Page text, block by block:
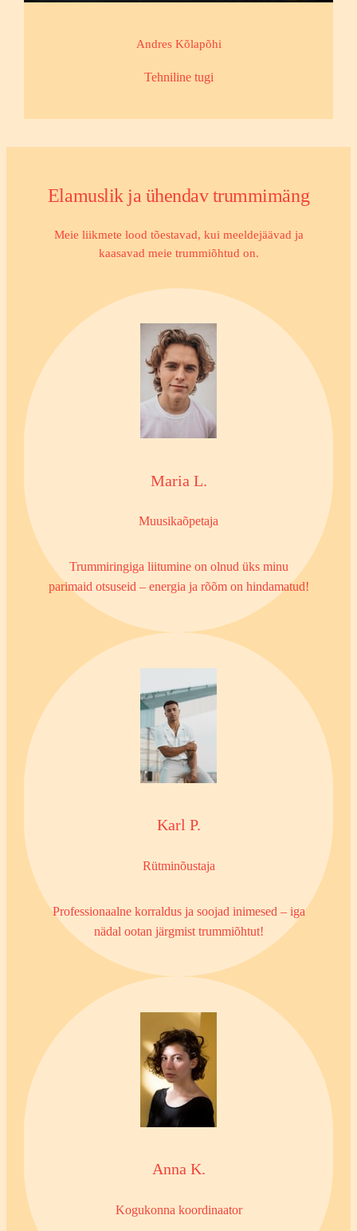
Andres Kõlapõhi
Tehniline tugi
Elamuslik ja ühendav trummimäng
Meie liikmete lood tõestavad, kui meeldejäävad ja
kaasavad meie trummiõhtud on.
Maria L.
Muusikaõpetaja
Trummiringiga liitumine on olnud üks minu
parimaid otsuseid – energia ja rõõm on hindamatud!
Karl P.
Rütminõustaja
Professionaalne korraldus ja soojad inimesed – iga
nädal ootan järgmist trummiõhtut!
Anna K.
Kogukonna koordinaator